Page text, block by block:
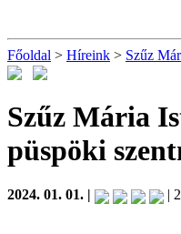
Főoldal > Híreink > Szűz
Szűz Mária
püspöki
2024. 01. 01. | |